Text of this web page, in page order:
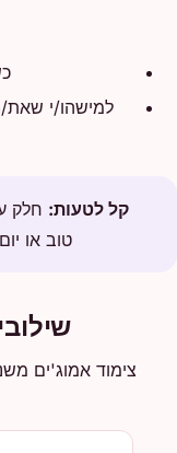
למישהו/י שאת/
קל לטעות: חלק
טוב או
צימוד אמוג'ים